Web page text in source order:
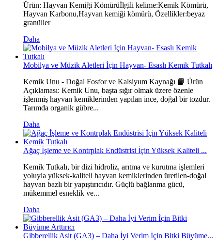
Ürün: Hayvan Kemiği Kömürüİlgili kelime:Kemik Kömürü,
Hayvan Karbonu,Hayvan kemiği kömürü, Özellikler:beyaz
granüller
Daha
Mobilya ve Müzik Aletleri İçin Hayvan- Esaslı Kemik Tutkalı
Kemik Unu - Doğal Fosfor ve Kalsiyum Kaynağı 📘 Ürün
Açıklaması: Kemik Unu, başta sığır olmak üzere özenle
işlenmiş hayvan kemiklerinden yapılan ince, doğal bir tozdur.
Tarımda organik gübre...
Daha
Ağaç İşleme ve Kontrplak Endüstrisi İçin Yüksek Kaliteli ...
Kemik Tutkalı, bir dizi hidroliz, arıtma ve kurutma işlemleri
yoluyla yüksek-kaliteli hayvan kemiklerinden üretilen-doğal
hayvan bazlı bir yapıştırıcıdır. Güçlü bağlanma gücü,
mükemmel esneklik ve...
Daha
Gibberellik Asit (GA3) – Daha İyi Verim İçin Bitki Büyüme...